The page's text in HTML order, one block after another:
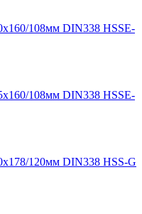
108мм DIN338 HSSE-
108мм DIN338 HSSE-
120мм DIN338 HSS-G